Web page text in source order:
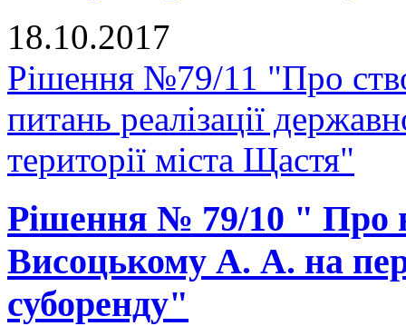
18.10.2017
Рішення №79/11 "Про
питань реалізації
території міста Щастя"
Рішення № 79/10 " Про
Висоцькому А. А. на
суборенду"